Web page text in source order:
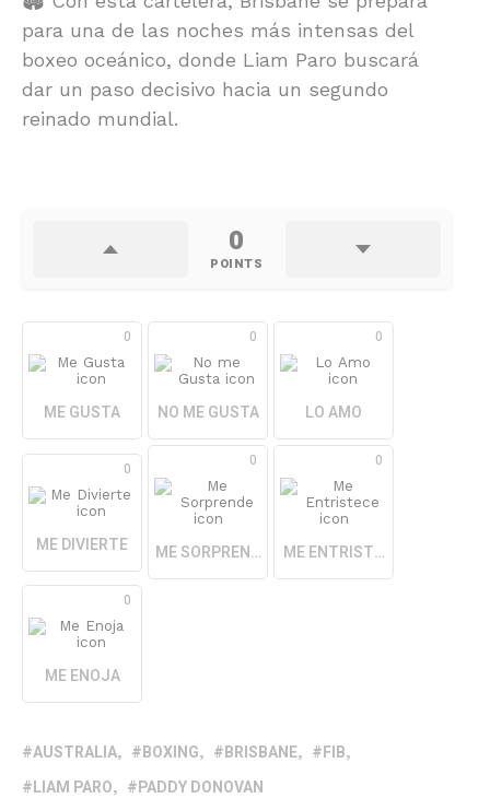
para una de las noches más intensas del
boxeo oceánico, donde Liam Paro buscará
dar un paso decisivo hacia un segundo
reinado mundial.
0
POINTS
0
ME GUSTA
0
NO ME GUSTA
0
LO AMO
0
ME DIVIERTE
0
ME SORPRENDE
0
ME ENTRISTECE
0
ME ENOJA
AUSTRALIA BOXING BRISBANE
FIB
LIAM PARO
PADDY DONOVAN